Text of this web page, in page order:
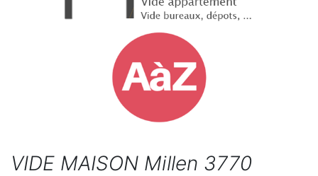
VIDE MAISON Millen 3770